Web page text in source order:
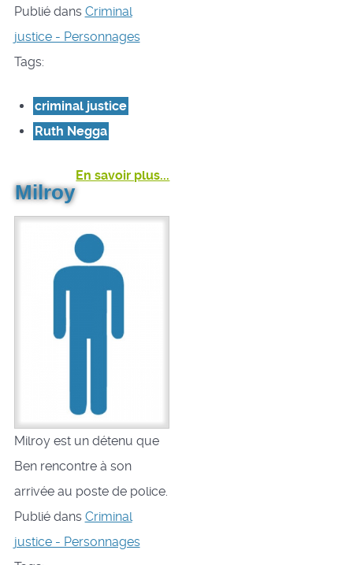
Publié dans Criminal
justice - Personnages
Tags:
criminal justice
Ruth Negga
En savoir plus...
Milroy
Milroy est un détenu que
Ben rencontre à son
arrivée au poste de police.
Publié dans Criminal
justice - Personnages